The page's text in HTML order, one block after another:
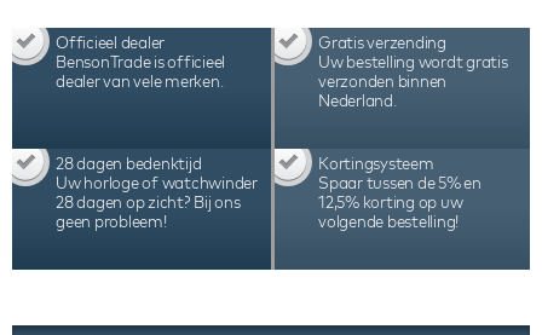
Officieel dealer
BensonTrade is officieel
dealer van vele merken.
Gratis verzending
Uw bestelling wordt gratis
verzonden binnen
Nederland.
28 dagen bedenktijd
Uw horloge of watchwinder
28 dagen op zicht? Bij ons
geen probleem!
Kortingsysteem
Spaar tussen de 5% en
12,5% korting op uw
volgende bestelling!